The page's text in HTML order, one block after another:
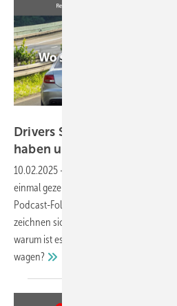
Drivers Seat Folge 27:
haben uns auf der BAU
10.02.2025 -
einmal gezeigt, dass unsere Branche
Podcast-Folge ziehen die Experten ihr
zeichnen sich ab? Welche Innovationen
warum ist es jetzt wichtiger denn je, den
wagen?